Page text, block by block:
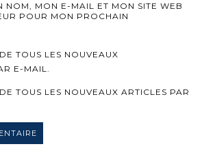
NOM, MON E-MAIL ET MON SITE WEB
POUR MON PROCHAIN
TOUS LES NOUVEAUX
E-MAIL.
TOUS LES NOUVEAUX ARTICLES PAR